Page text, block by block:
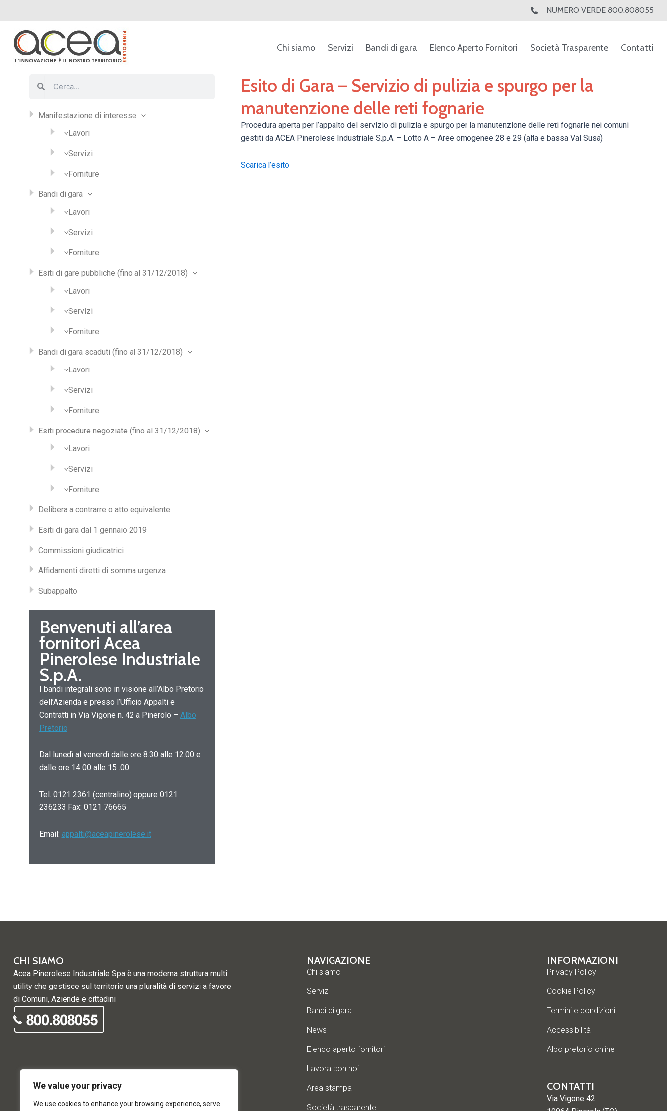
We value your privacy
We use cookies to enhance your browsing experience, serve
al
contenuto
NUMERO VERDE 800.808055
Chi siamo Servizi Bandi di gara Elenco Aperto Fornitori Società Trasparente Contatti
Manifestazione di interesse
Lavori
Servizi
Forniture
Bandi di gara
Lavori
Servizi
Forniture
Esiti di gare pubbliche (fino al 31/12/2018)
Lavori
Servizi
Forniture
Bandi di gara scaduti (fino al 31/12/2018)
Lavori
Servizi
Forniture
Esiti procedure negoziate (fino al 31/12/2018)
Lavori
Servizi
Forniture
Delibera a contrarre o atto equivalente
Esiti di gara dal 1 gennaio 2019
Commissioni giudicatrici
Affidamenti diretti di somma urgenza
Subappalto
Benvenuti all’area
fornitori Acea
Pinerolese Industriale
S.p.A.
I bandi integrali sono in visione all’Albo Pretorio
dell’Azienda e presso l’Ufficio Appalti e
Contratti in Via Vigone n. 42 a Pinerolo – Albo
Pretorio
Dal lunedì al venerdì dalle ore 8.30 alle 12.00 e
dalle ore 14 00 alle 15 .00
Tel. 0121 2361 (centralino) oppure 0121
236233 Fax: 0121 76665
Email: appalti@aceapinerolese.it
Esito di Gara – Servizio di pulizia e spurgo per la
manutenzione delle reti fognarie
Procedura aperta per l’appalto del servizio di pulizia e spurgo per la manutenzione delle reti fognarie nei comuni
gestiti da ACEA Pinerolese Industriale S.p.A. – Lotto A – Aree omogenee 28 e 29 (alta e bassa Val Susa)
Scarica l’esito
CHI SIAMO
Acea Pinerolese Industriale Spa è una moderna struttura multi
utility che gestisce sul territorio una pluralità di servizi a favore
di Comuni, Aziende e cittadini
NAVIGAZIONE
Chi siamo
Servizi
Bandi di gara
News
Elenco aperto fornitori
Lavora con noi
Area stampa
Società trasparente
INFORMAZIONI
Privacy Policy
Cookie Policy
Termini e condizioni
Accessibilità
Albo pretorio online
CONTATTI
Via Vigone 42